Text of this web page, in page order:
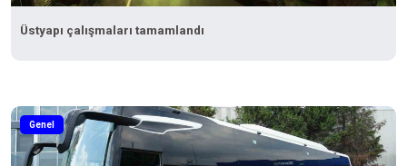
Üstyapı çalışmaları tamamlandı
Genel